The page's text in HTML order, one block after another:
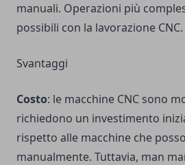
manuali. Operazioni più
possibili con la lavorazione CNC.
Svantaggi
Costo: le macchine CNC sono
richiedono un investimento
rispetto alle macchine che
manualmente. Tuttavia, man